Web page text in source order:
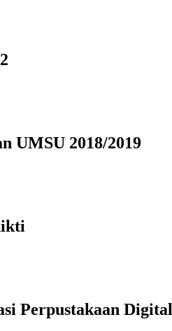
UMSU 2018/2019
Perpustakaan Digital